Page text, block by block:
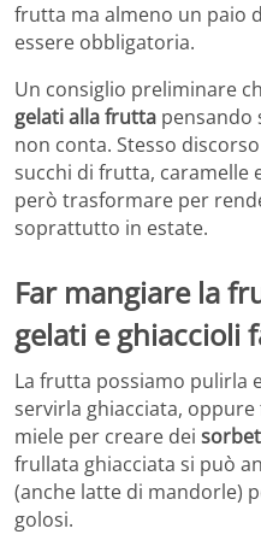
frutta ma almeno un paio
essere obbligatoria.
Un consiglio preliminare
gelati alla frutta pensando
non conta. Stesso
succhi di frutta, caramelle
però trasformare per
soprattutto in estate.
Far mangiare la
gelati e ghiaccioli
La frutta possiamo pulirla
servirla ghiacciata,
miele per creare dei
frullata ghiacciata si può
(anche latte di mandorle)
golosi.